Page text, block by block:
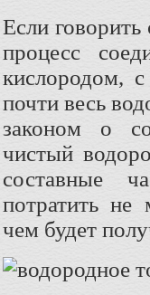
Если
процесс
кислородом,
почти весь
законом о
чистый
составные
потратить
чем будет